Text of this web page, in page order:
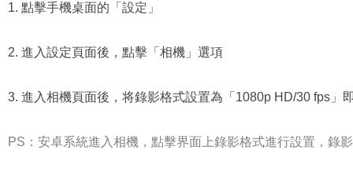
1. 點擊手機桌面的「設定」
2. 進入設定頁面後，點擊「相機」選項
3. 進入相機頁面後，将錄影格式設置為「1080p HD/30 fps」
PS：安卓系統進入相機，點擊界面上錄影格式進行設置，錄